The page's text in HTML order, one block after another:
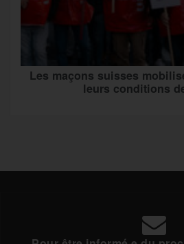
Les maçons suisses
leurs conditions